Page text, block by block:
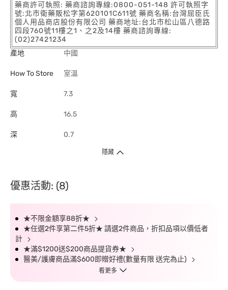
藥商許可執照: 藥商諮詢專線:0800-051-148 許可執照字
號:北市衛藥販松字第620101C611號 藥商名稱:台灣屈臣氏
個人用品商店股份有限公司 藥商地址:台北市松山區八德路
四段760號11樓之1、之2及14樓 藥商諮詢專線:
(02)27421234
產地
中國
How To Store 室溫
寬 7.3
高 16.5
深 0.7
隱藏
優惠活動: (8)
★不限金額享88折★
★任選2件享第二件5折★ 請選2件商品，折扣品項以價低者
計
★滿$1200送$200商品提貨券★
醫美/護膚商品滿$600即贈好禮(數量有限 送完為止)
看更多